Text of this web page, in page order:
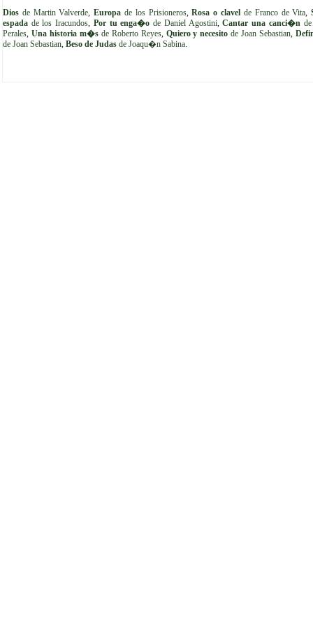
Dios de Martin Valverde,Europa de los Prisioneros,Rosa o clavel de Franco de Vita,
espada de los Iracundos, Por tu enga�o de Daniel Agostini,Cantar una canci�nde
Perales, Una historia m�sde Roberto Reyes, Quiero y necesito de Joan Sebastian,
de Joan Sebastian, Beso de Judas de Joaqu�n Sabina.